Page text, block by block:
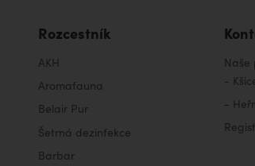
Rozcestník
AKH
Aromafauna
Belair Pur
Šetrná dezinfekce
Barbar
Naše
-
-